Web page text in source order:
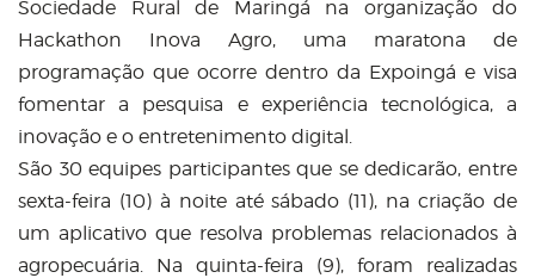
Sociedade Rural de Maringá na organização do
Hackathon Inova Agro, uma maratona de
programação que ocorre dentro da Expoingá e visa
fomentar a pesquisa e experiência tecnológica, a
inovação e o entretenimento digital.
São 30 equipes participantes que se dedicarão, entre
sexta-feira (10) à noite até sábado (11), na criação de
um aplicativo que resolva problemas relacionados à
agropecuária. Na quinta-feira (9), foram realizadas